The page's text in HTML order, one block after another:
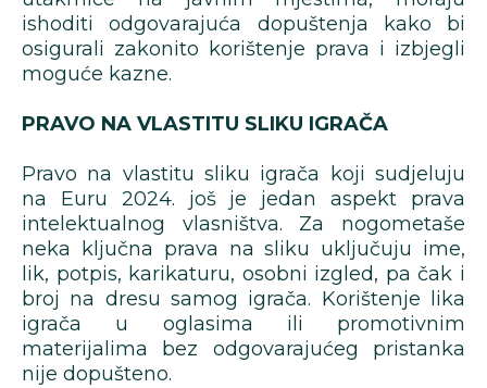
ishoditi odgovarajuća dopuštenja kako bi
osigurali zakonito korištenje prava i izbjegli
moguće kazne.
PRAVO NA VLASTITU SLIKU IGRAČA
Pravo na vlastitu sliku igrača koji sudjeluju
na Euru 2024. još je jedan aspekt prava
intelektualnog vlasništva. Za nogometaše
neka ključna prava na sliku uključuju ime,
lik, potpis, karikaturu, osobni izgled, pa čak i
broj na dresu samog igrača. Korištenje lika
igrača u oglasima ili promotivnim
materijalima bez odgovarajućeg pristanka
nije dopušteno.